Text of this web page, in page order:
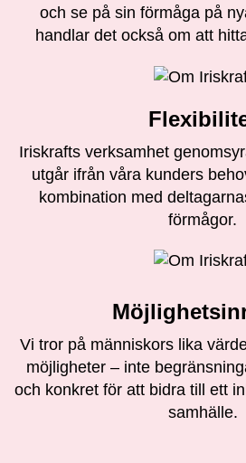
och se på sin förmåga på
handlar det också om att
Iriskrafts verksamhet
utgår ifrån våra kunders
kombination med
förmågor.
Vi tror på människors lika
möjligheter – inte
och konkret för att bidra till ett
samhälle.